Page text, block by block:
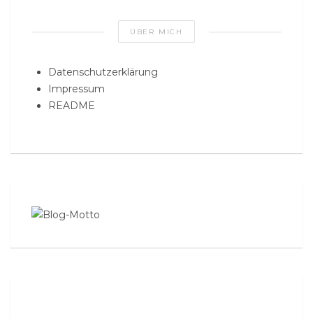
ÜBER MICH
Datenschutzerklärung
Impressum
README